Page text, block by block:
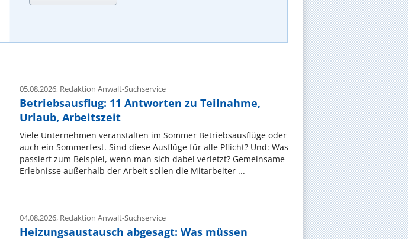
05.08.2026,Redaktion Anwalt-Suchservice
Betriebsausflug: 11 Antworten zu Teilnahme,
Urlaub, Arbeitszeit
Viele Unternehmen veranstalten im Sommer Betriebsausflüge oder
auch ein Sommerfest. Sind diese Ausflüge für alle Pflicht? Und: Was
passiert zum Beispiel, wenn man sich dabei verletzt? Gemeinsame
Erlebnisse außerhalb der Arbeit sollen die Mitarbeiter ...
04.08.2026,Redaktion Anwalt-Suchservice
Heizungsaustausch abgesagt: Was müssen